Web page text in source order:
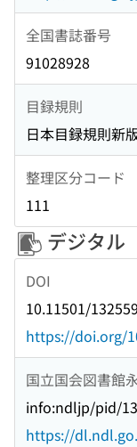
全国書誌番号
91028928
目録規則
日本目録規則新
整理区分コード
111
デジタル
DOI
10.11501/
https://doi.org/
国立国会図書館
info:ndljp/pid/
https://